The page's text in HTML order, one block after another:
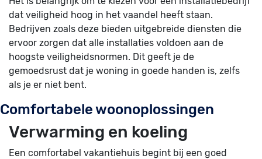
dat veiligheid hoog in het vaandel heeft staan.
Bedrijven zoals deze bieden uitgebreide diensten die
ervoor zorgen dat alle installaties voldoen aan de
hoogste veiligheidsnormen. Dit geeft je de
gemoedsrust dat je woning in goede handen is, zelfs
als je er niet bent.
Comfortabele woonoplossingen
Verwarming en koeling
Een comfortabel vakantiehuis begint bij een goed